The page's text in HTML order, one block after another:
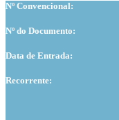
Nº Convencional:
Nº do Documento:
Data de Entrada:
Recorrente: